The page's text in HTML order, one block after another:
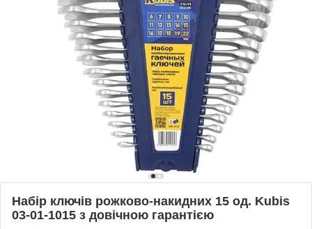
Набір ключів рожково-накидних 15 од. Kubis
03-01-1015 з довічною гарантією